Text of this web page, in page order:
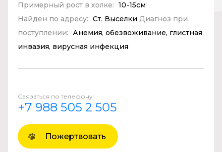
Примерный рост в холке: 10-15см
Найден по адресу: Ст. Выселки Диагноз при
поступлении: Анемия, обезвоживание, глистная
инвазия, вирусная инфекция
Связаться по телефону
+7 988 505 2 505
Пожертвовать